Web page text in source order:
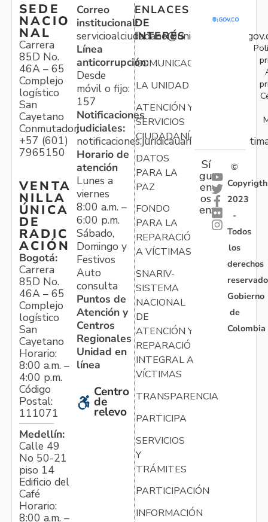
SEDE
NACIO
NAL
Carrera
85D No.
46A – 65
Complejo
logístico
San
Cayetano
Conmutador:
+57 (601)
7965150
VENTA
NILLA
ÚNICA
DE
RADIC
ACIÓN
Bogotá:
Carrera
85D No.
46A – 65
Complejo
logístico
San
Cayetano
Horario:
8:00 a.m. –
4:00 p.m.
Código
Postal:
111071
Medellín:
Calle 49
No 50-21
piso 14
Edificio del
Café
Horario:
8:00 a.m. –
Correo
institucional:
Línea
anticorrupción:
Desde
móvil o fijo:
157
Notificaciones
judiciales:
Horario de
atención
Lunes a
viernes
8:00 a.m. –
6:00 p.m.
Sábado,
Domingo y
Festivos
Auto
consulta
Puntos de
Atención y
Centros
Regionales
Unidad en
línea
Centro
de
relevo
ENLACES
DE
INTERÉS
COMUNICACIONES
LA UNIDAD
ATENCIÓN Y
SERVICIOS
CIUDADANÍA
DATOS
PARA LA
PAZ
FONDO
PARA LA
REPARACIÓN
A VÍCTIMAS
SNARIV-
SISTEMA
NACIONAL
DE
ATENCIÓN Y
REPARACIÓN
INTEGRAL A
VÍCTIMAS
TRANSPARENCIA
PARTICIPA
SERVICIOS
Y
TRÁMITES
PARTICIPACIÓN
INFORMACIÓN
Sí
gu
en
os
en:
©
Copyrigth
2023
-
Todos
los
derechos
Gobierno
de
Colombia